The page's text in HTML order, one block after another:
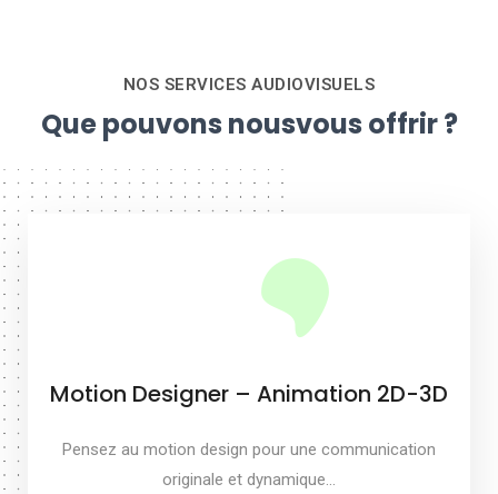
NOS SERVICES AUDIOVISUELS
Que pouvons nousvous offrir ?
Motion Designer – Animation 2D-3D
Pensez au motion design pour une communication
originale et dynamique…